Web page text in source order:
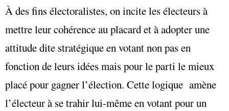
À des fins électoralistes, on incite les électeurs à
mettre leur cohérence au placard et à adopter une
attitude dite stratégique en votant non pas en
fonction de leurs idées mais pour le parti le mieux
placé pour gagner l’élection. Cette logique amène
l’électeur à se trahir lui-même en votant pour un